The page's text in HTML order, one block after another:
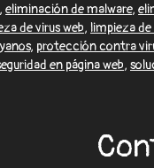
,eliminación de malware,
de virus web, limpieza
, protección contra
en página web,